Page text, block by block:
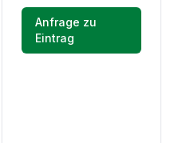
Anfrage zu
Eintrag